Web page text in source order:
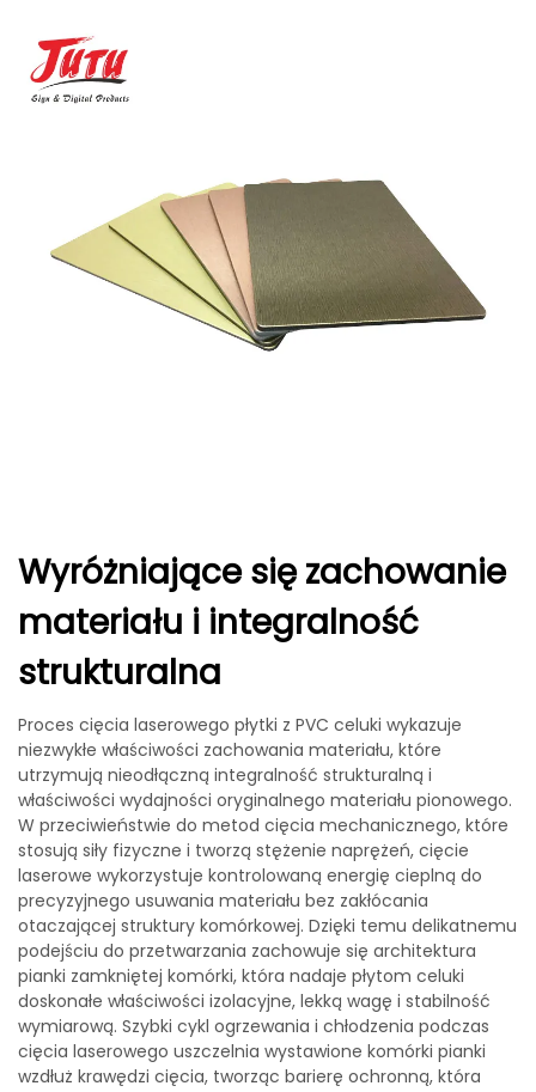
Wyróżniające się zachowanie
materiału i integralność
strukturalna
Proces cięcia laserowego płytki z PVC celuki wykazuje
niezwykłe właściwości zachowania materiału, które
utrzymują nieodłączną integralność strukturalną i
właściwości wydajności oryginalnego materiału pionowego.
W przeciwieństwie do metod cięcia mechanicznego, które
stosują siły fizyczne i tworzą stężenie naprężeń, cięcie
laserowe wykorzystuje kontrolowaną energię cieplną do
precyzyjnego usuwania materiału bez zakłócania
otaczającej struktury komórkowej. Dzięki temu delikatnemu
podejściu do przetwarzania zachowuje się architektura
pianki zamkniętej komórki, która nadaje płytom celuki
doskonałe właściwości izolacyjne, lekką wagę i stabilność
wymiarową. Szybki cykl ogrzewania i chłodzenia podczas
cięcia laserowego uszczelnia wystawione komórki pianki
wzdłuż krawędzi cięcia, tworząc barierę ochronną, która